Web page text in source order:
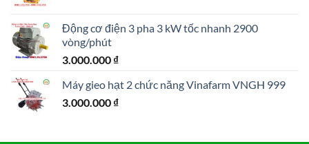
6.400.000 ₫.là:
Động cơ điện 3 pha 3 kW tốc nhanh 2900
vòng/phút
3.000.000 ₫
Máy gieo hạt 2 chức năng Vinafarm VNGH 999
3.000.000 ₫